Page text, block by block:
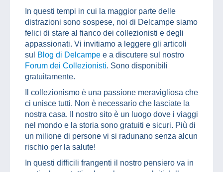
In questi tempi in cui la maggior parte delle
distrazioni sono sospese, noi di Delcampe siamo
felici di stare al fianco dei collezionisti e degli
appassionati. Vi invitiamo a leggere gli articoli
sul
Blog di Delcampe e a discutere sul nostro
Forum dei Collezionisti. Sono disponibili
gratuitamente.
Il collezionismo è una passione meravigliosa che
ci unisce tutti. Non è necessario che lasciate la
nostra casa. Il nostro sito è un luogo dove i viaggi
nel mondo e la storia sono gratuiti e sicuri. Più di
un milione di persone vi si radunano senza alcun
rischio per la salute!
In questi difficili frangenti il nostro pensiero va in